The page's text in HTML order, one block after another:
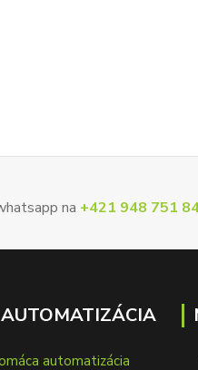
na +421 948 751
automatizácia